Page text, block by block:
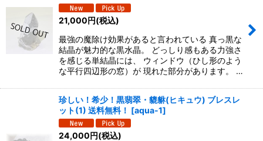
21,000円(税込)
最強の魔除け効果があると言われている 真っ黒な
結晶が魅力的な黒水晶。 どっしり感もある力強さ
を感じる単結晶には、 ウィンドウ（ひし形のよう
な平行四辺形の窓）が 現れた部分があります。 …
珍しい！希少！黒翡翠・貔貅(ヒキュウ) ブレスレ
ット(1) 送料無料！ [aqua-1]
24,000円(税込)